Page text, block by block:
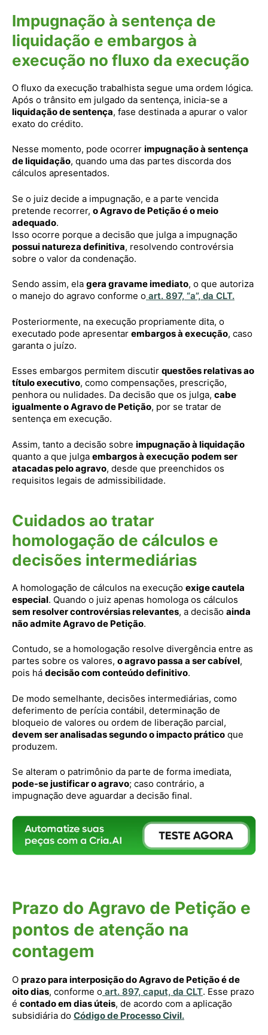
Impugnação à sentença de
liquidação e embargos à
execução no fluxo da execução
O fluxo da execução trabalhista segue uma ordem lógica.
Após o trânsito em julgado da sentença, inicia-se a
liquidação de sentença, fase destinada a apurar o valor
exato do crédito.
Nesse momento, pode ocorrer impugnação à sentença
de liquidação, quando uma das partes discorda dos
cálculos apresentados.
Se o juiz decide a impugnação, e a parte vencida
pretende recorrer, o Agravo de Petição é o meio
adequado.
Isso ocorre porque a decisão que julga a impugnação
possui natureza definitiva, resolvendo controvérsia
sobre o valor da condenação.
Sendo assim, ela gera gravame imediato, o que autoriza
o manejo do agravo conforme o art. 897, “a”, da CLT.
Posteriormente, na execução propriamente dita, o
executado pode apresentar embargos à execução, caso
garanta o juízo.
Esses embargos permitem discutir questões relativas ao
título executivo, como compensações, prescrição,
penhora ou nulidades. Da decisão que os julga, cabe
igualmente o Agravo de Petição, por se tratar de
sentença em execução.
Assim, tanto a decisão sobre impugnação à liquidação
quanto a que julga embargos à execução podem ser
atacadas pelo agravo, desde que preenchidos os
requisitos legais de admissibilidade.
Cuidados ao tratar
homologação de cálculos e
decisões intermediárias
A homologação de cálculos na execução exige cautela
especial. Quando o juiz apenas homologa os cálculos
sem resolver controvérsias relevantes, a decisão ainda
não admite Agravo de Petição.
Contudo, se a homologação resolve divergência entre as
partes sobre os valores, o agravo passa a ser cabível,
pois há decisão com conteúdo definitivo.
De modo semelhante, decisões intermediárias, como
deferimento de perícia contábil, determinação de
bloqueio de valores ou ordem de liberação parcial,
devem ser analisadas segundo o impacto prático que
produzem.
Se alteram o patrimônio da parte de forma imediata,
pode-se justificar o agravo; caso contrário, a
impugnação deve aguardar a decisão final.
Prazo do Agravo de Petição e
pontos de atenção na
contagem
O prazo para interposição do Agravo de Petição é de
oito dias, conforme o art. 897, caput, da CLT. Esse prazo
é contado em dias úteis, de acordo com a aplicação
subsidiária do Código de Processo Civil.